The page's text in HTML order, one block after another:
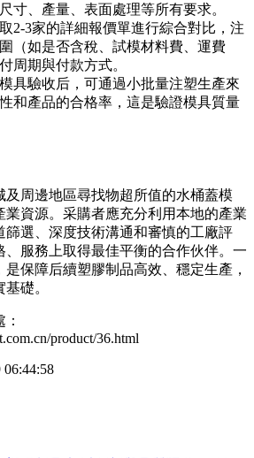
寸、產量、表面處理等所有要求。
取2-3家的詳細報價單進行綜合對比，注
（如是否含稅、試模材料費、運費
周期與付款方式。
模具驗收后，可通過小批量注塑生產來
和產品的合格率，這是驗證模具質量
及周邊地區尋找物超所值的水桶蓋模
業資源。采購者應充分利用本地的產業
篩選、深度技術溝通和審慎的工廠評
、服務上取得最佳平衡的合作伙伴。一
保障后續塑膠制品高效、穩定生產，
礎。
product/36.html